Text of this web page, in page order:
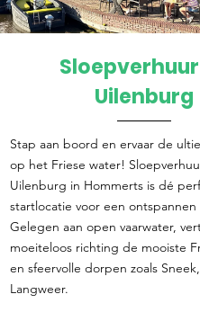
Direct reserveren
Uilenburg
Stap aan boord en ervaar de
op het Friese water!
Uilenburg in Hommerts is dé
startlocatie voor een ontspannen
Gelegen aan open vaarwater,
moeiteloos richting de mooiste
en sfeervolle dorpen zoals
Langweer.